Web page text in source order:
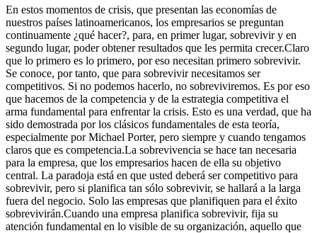
En estos momentos de crisis, que presentan las economías de
nuestros países latinoamericanos, los empresarios se preguntan
continuamente ¿qué hacer?, para, en primer lugar, sobrevivir y en
segundo lugar, poder obtener resultados que les permita crecer.Claro
que lo primero es lo primero, por eso necesitan primero sobrevivir.
Se conoce, por tanto, que para sobrevivir necesitamos ser
competitivos. Si no podemos hacerlo, no sobreviviremos. Es por eso
que hacemos de la competencia y de la estrategia competitiva el
arma fundamental para enfrentar la crisis. Esto es una verdad, que ha
sido demostrada por los clásicos fundamentales de esta teoría,
especialmente por Michael Porter, pero siempre y cuando tengamos
claros que es competencia.La sobrevivencia se hace tan necesaria
para la empresa, que los empresarios hacen de ella su objetivo
central. La paradoja está en que usted deberá ser competitivo para
sobrevivir, pero si planifica tan sólo sobrevivir, se hallará a la larga
fuera del negocio. Solo las empresas que planifiquen para el éxito
sobrevivirán.Cuando una empresa planifica sobrevivir, fija su
atención fundamental en lo visible de su organización, aquello que